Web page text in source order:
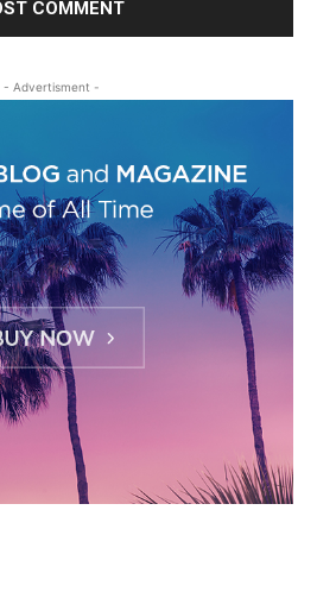
- Advertisment -